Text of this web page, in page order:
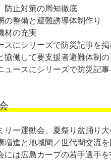
防止対策の周知徹底
の整備と避難誘導体制作り
材の充実
スにシリーズで防災記事を掲
協働して要支援者避難体制の
ースにシリーズで防災記事
リー運動会、夏祭り盆踊り
進と地域間／世代間交流を
には広島カープの若手選手を